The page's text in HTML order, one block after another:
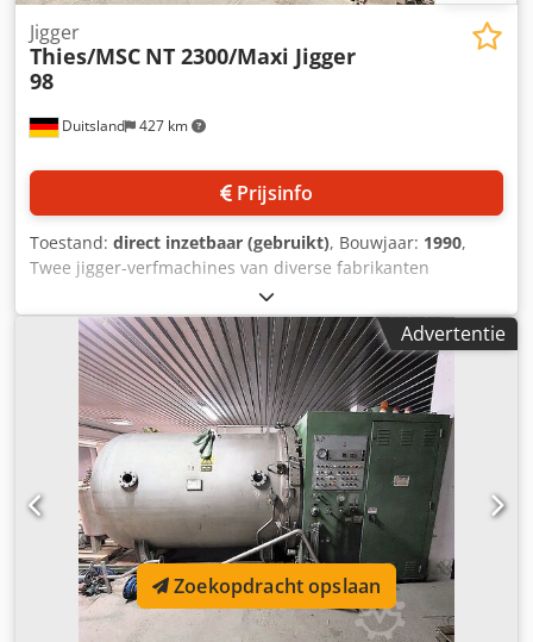
Duitsland 427 km
Jigger
Thies/MSC NT 2300/Maxi Jigger
98
Prijsinfo
Toestand: direct inzetbaar (gebruikt), Bouwjaar: 1990,
Twee jigger-verfmachines van diverse fabrikanten
beschikbaar. 1) Thies type NT 2300, bouwjaar: 2015, max.
bedrijfstemperatuur: 98°C, max. goederenbreedte: 2850
mm, rolbreedte: 3000 mm, max. goederenlengte vanaf
dikte 0,3 mm: 3177 mm. 2) MCS Maxi Jigger 98°, bouwjaar:
2021, batch-badverhouding: 1:2, roldiameter: 320 mm,
onderroldiameter: 139,7 mm. Documentatie aanwezig.
Bezichtiging ter plaatse mogelijk. Losse verkoop is
mogelijk. Dcjdjyhqb Hepfx Ah Dek
Advertentie
Zoekopdracht opslaan